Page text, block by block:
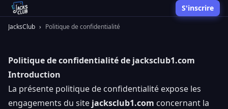
S'inscrire
JacksClub › Politique de confidentialité
Politique de confidentialité de jacksclub1.com
Introduction
La présente politique de confidentialité expose les
engagements du site jacksclub1.com concernant la